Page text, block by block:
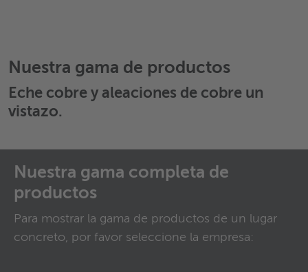
Nuestra gama de productos
Eche cobre y aleaciones de cobre un
vistazo.
Nuestra gama completa de
productos
Para mostrar la gama de productos de un lugar
concreto, por favor seleccione la empresa: